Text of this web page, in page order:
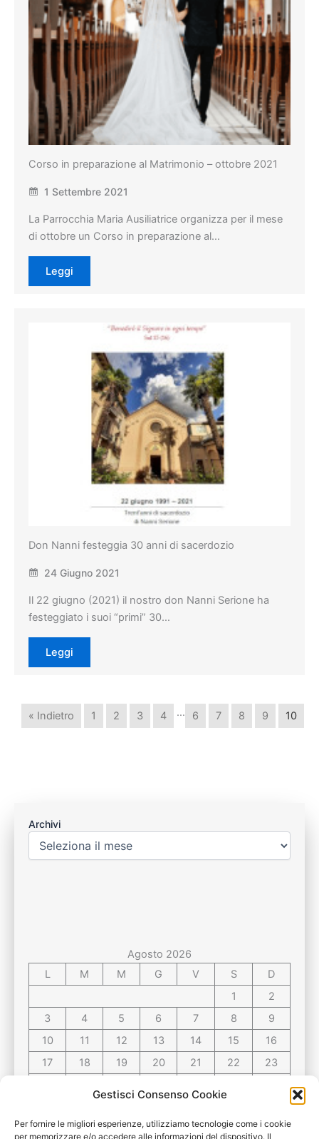
Gestisci Consenso Cookie
Per fornire le migliori esperienze, utilizziamo tecnologie come i cookie
per memorizzare e/o accedere alle informazioni del dispositivo. Il
Corso in preparazione al Matrimonio – ottobre 2021
1 Settembre 2021
La Parrocchia Maria Ausiliatrice organizza per il mese
di ottobre un Corso in preparazione al…
Leggi
Don Nanni festeggia 30 anni di sacerdozio
24 Giugno 2021
Il 22 giugno (2021) il nostro don Nanni Serione ha
festeggiato i suoi “primi” 30…
Leggi
« Indietro 1 2 3 4 … 6 7 8 9 10
Archivi
Agosto 2026
L
M M G V S
D
1
2
3
4 5 6 7 8
9
10
11 12 13 14 15
16
17
18 19 20 21 22
23